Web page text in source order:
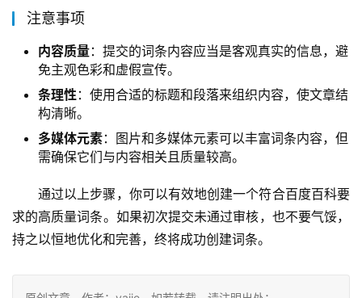
注意事项
内容质量：提交的词条内容应当是客观真实的信息，避
免主观色彩和虚假宣传。
条理性：使用合适的标题和段落来组织内容，使文章结
构清晰。
多媒体元素：图片和多媒体元素可以丰富词条内容，但
需确保它们与内容相关且质量较高。
通过以上步骤，你可以有效地创建一个符合百度百科要
求的高质量词条。如果初次提交未通过审核，也不要气馁，
持之以恒地优化和完善，终将成功创建词条。